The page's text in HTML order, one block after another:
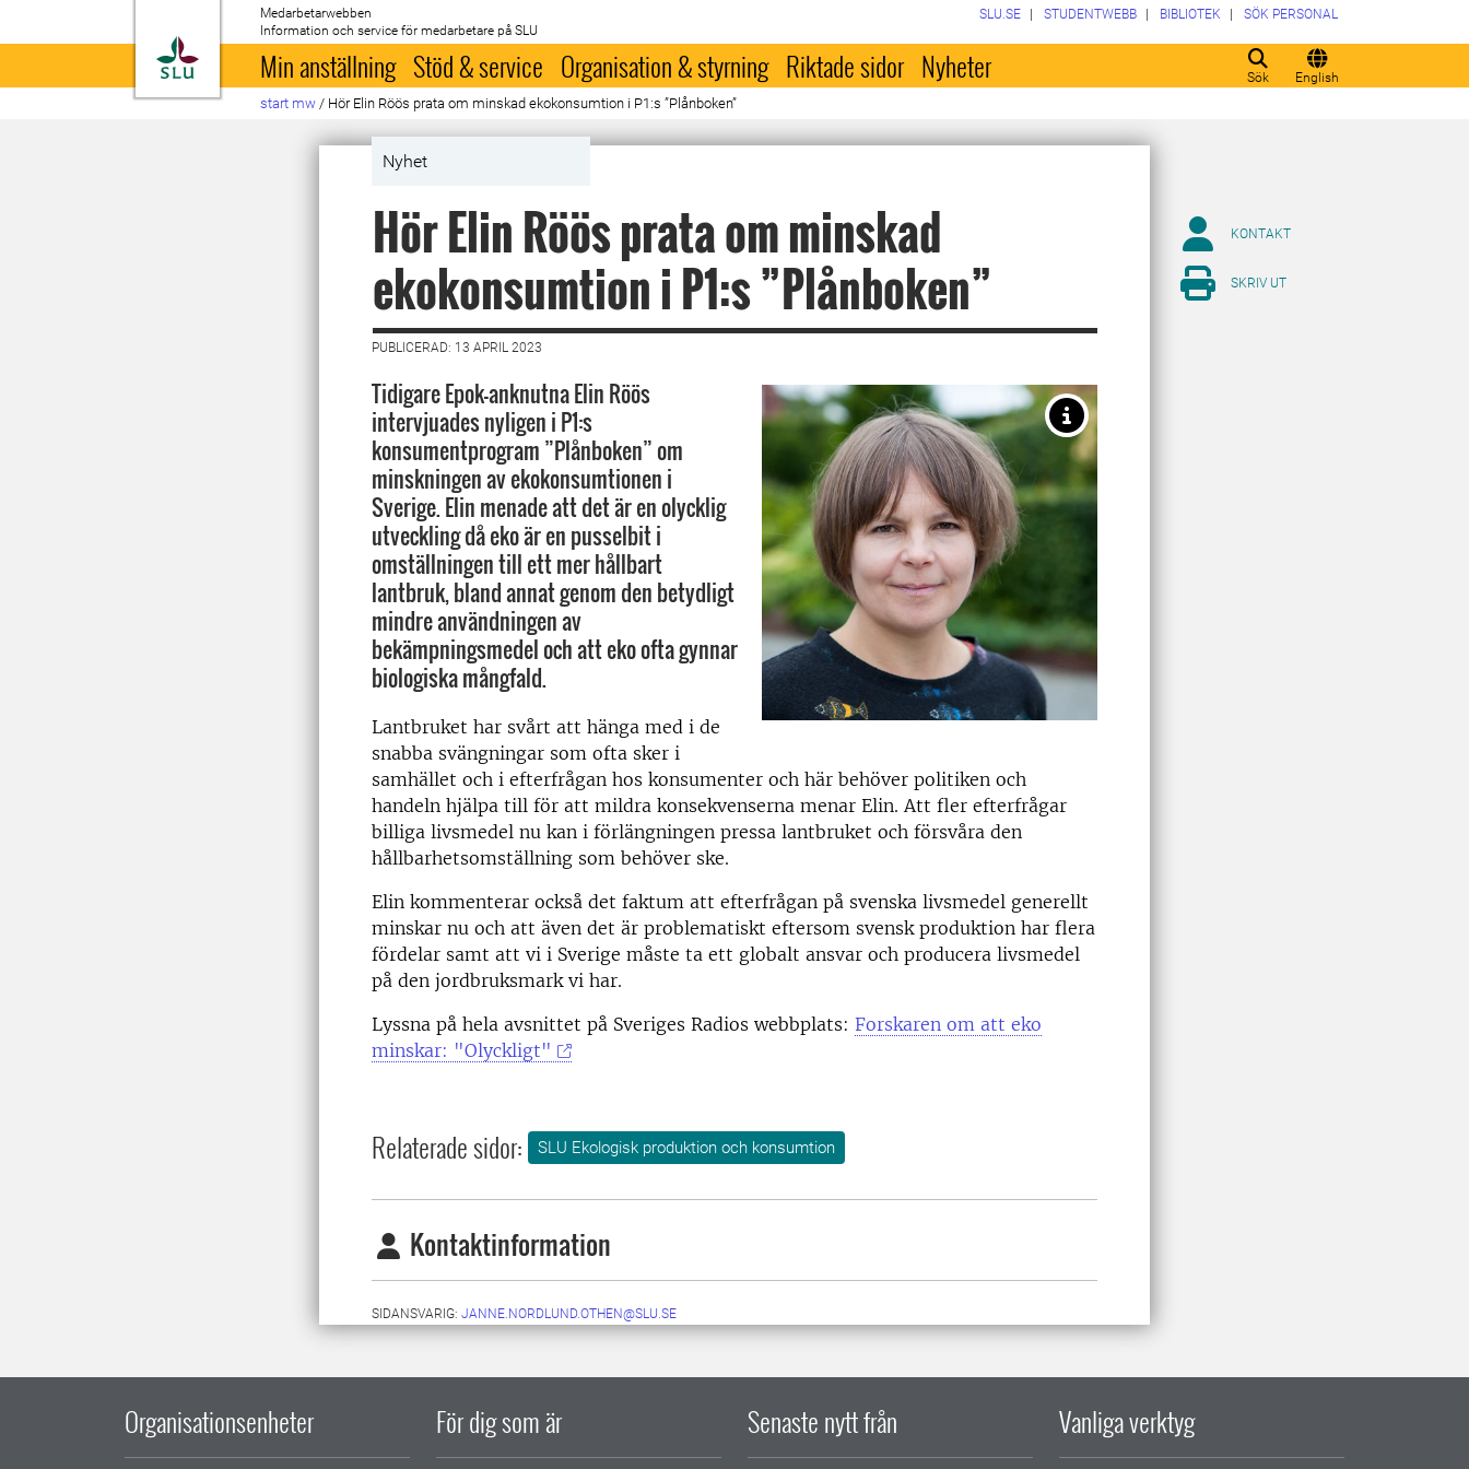
Till startsida
Medarbetarwebben
Information och service för medarbetare på SLU
Sök English
SLU.SE STUDENTWEBB BIBLIOTEK SÖK PERSONAL
Min anställning Stöd & service Organisation & styrning Riktade sidor Nyheter
start mw / Hör Elin Röös prata om minskad ekokonsumtion i P1:s ”Plånboken”
Nyhet
Hör Elin Röös prata om minskad
ekokonsumtion i P1:s ”Plånboken”
PUBLICERAD: 13 APRIL 2023
Tidigare Epok-anknutna Elin Röös
intervjuades nyligen i P1:s
konsumentprogram ”Plånboken” om
minskningen av ekokonsumtionen i
Sverige. Elin menade att det är en olycklig
utveckling då eko är en pusselbit i
omställningen till ett mer hållbart
lantbruk, bland annat genom den betydligt
mindre användningen av
bekämpningsmedel och att eko ofta gynnar
biologiska mångfald.
Lantbruket har svårt att hänga med i de
snabba svängningar som ofta sker i
samhället och i efterfrågan hos konsumenter och här behöver politiken och
handeln hjälpa till för att mildra konsekvenserna menar Elin. Att fler efterfrågar
billiga livsmedel nu kan i förlängningen pressa lantbruket och försvåra den
hållbarhetsomställning som behöver ske.
Elin kommenterar också det faktum att efterfrågan på svenska livsmedel generellt
minskar nu och att även det är problematiskt eftersom svensk produktion har flera
fördelar samt att vi i Sverige måste ta ett globalt ansvar och producera livsmedel
på den jordbruksmark vi har.
Lyssna på hela avsnittet på Sveriges Radios webbplats: Forskaren om att eko
minskar: "Olyckligt"
Relaterade sidor: SLU Ekologisk produktion och konsumtion
Kontaktinformation
SIDANSVARIG: JANNE.NORDLUND.OTHEN@SLU.SE
KONTAKT
SKRIV UT
Organisationsenheter För dig som är Senaste nytt från Vanliga verktyg